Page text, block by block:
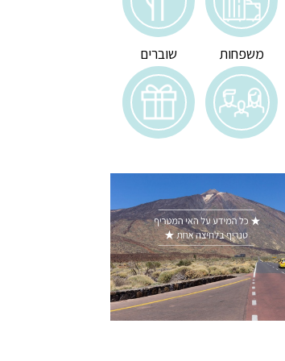
משפחות שוברים